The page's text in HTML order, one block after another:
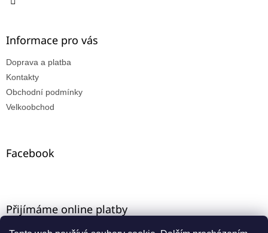
Informace pro vás
Doprava a platba
Kontakty
Obchodní podmínky
Velkoobchod
Facebook
Přijímáme online platby